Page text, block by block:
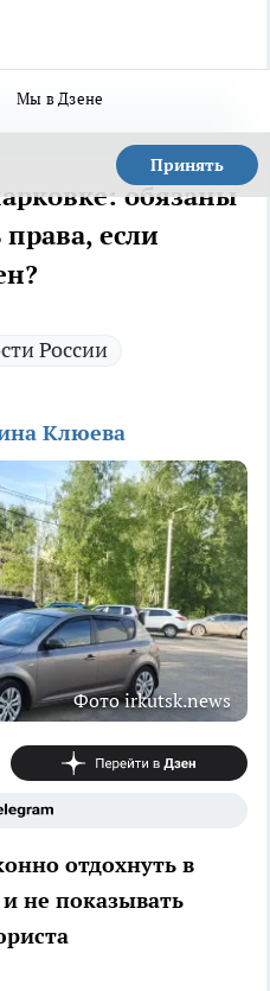
Мы в Дзене
Принять
обязаны
если
России
Клюева
Фото irkutsk.news
отдохнуть в
не показывать